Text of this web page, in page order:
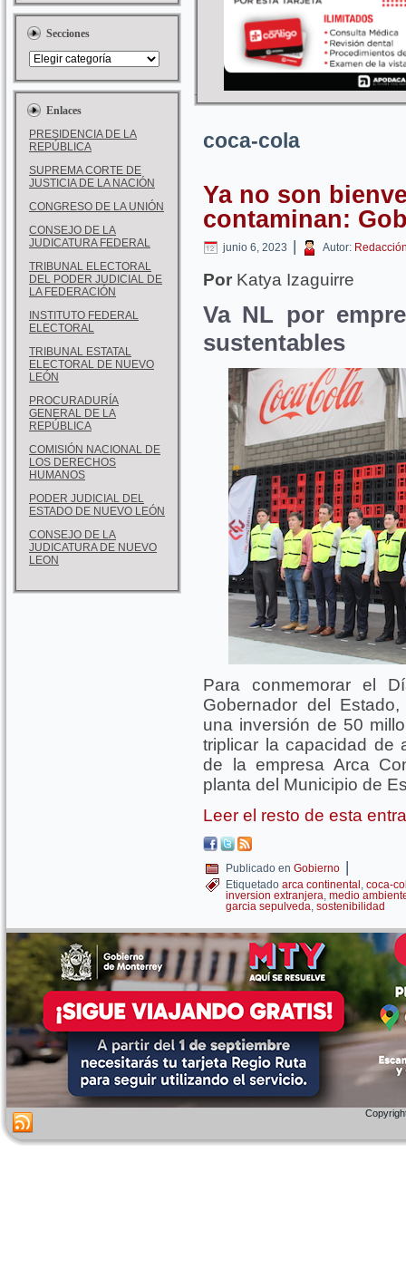
Secciones
Enlaces
PRESIDENCIA DE LA
REPÚBLICA
SUPREMA CORTE DE
JUSTICIA DE LA NACIÓN
CONGRESO DE LA UNIÓN
CONSEJO DE LA
JUDICATURA FEDERAL
TRIBUNAL ELECTORAL
DEL PODER JUDICIAL DE
LA FEDERACIÓN
INSTITUTO FEDERAL
ELECTORAL
TRIBUNAL ESTATAL
ELECTORAL DE NUEVO
LEÓN
PROCURADURÍA
GENERAL DE LA
REPÚBLICA
COMISIÓN NACIONAL DE
LOS DERECHOS
HUMANOS
PODER JUDICIAL DEL
ESTADO DE NUEVO LEÓN
CONSEJO DE LA
JUDICATURA DE NUEVO
LEON
coca-cola
Ya no son
contaminan:
junio 6, 2023 | Autor:
Por Katya Izaguirre
Va NL por
sustentables
Para conmemorar el
Gobernador del
una inversión de 50
triplicar la capacidad de
de la empresa Arca
planta del Municipio de
Leer el resto de esta
Publicado en Gobierno |
Etiquetado arca continental , coca-
inversion extranjera, medio
garcia sepulveda, sostenibilidad